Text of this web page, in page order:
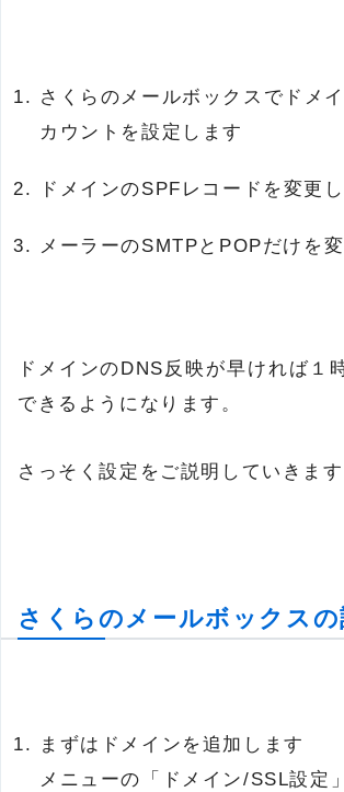
さくらのメールボックスでドメ
カウントを設定します
ドメインのSPFレコードを変更し
メーラーのSMTPとPOPだけを変
ドメインのDNS反映が早ければ１
できるようになります。
さっそく設定をご説明していきます
さくらのメールボックス
まずはドメインを追加します
メニューの「ドメイン/SSL設定